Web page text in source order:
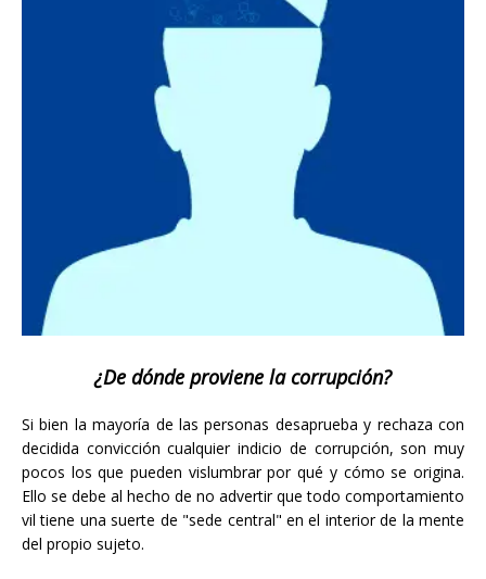
¿De dónde proviene la corrupción?
Si bien la mayoría de las personas desaprueba y rechaza con
decidida convicción cualquier indicio de corrupción, son muy
pocos los que pueden vislumbrar por qué y cómo se origina.
Ello se debe al hecho de no advertir que todo comportamiento
vil tiene una suerte de "sede central" en el interior de la mente
del propio sujeto.